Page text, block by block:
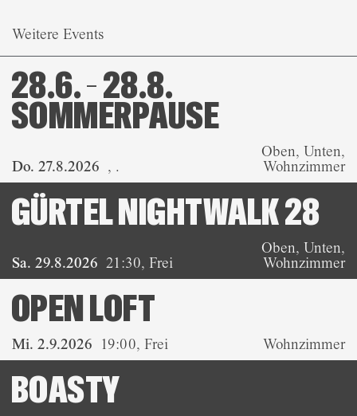
Weitere Events
Do. 27.8.2026 , .
28.6. – 28.8.
SOMMERPAUSE
Oben, Unten,
Wohnzimmer
Sa. 29.8.2026 21:30,Frei
GÜRTEL NIGHTWALK 28
Oben, Unten,
Wohnzimmer
Mi. 2.9.2026 19:00,Frei
OPEN LOFT
Wohnzimmer
BOASTY